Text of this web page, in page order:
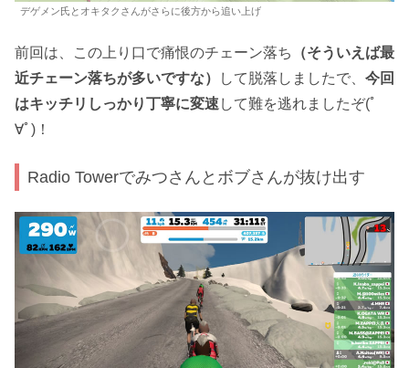
デゲメン氏とオキタクさんがさらに後方から追い上げ
前回は、この上り口で痛恨のチェーン落ち
（そういえば最
近チェーン落ちが多いですな）
して脱落しましたで、 今回
はキッチリしっかり丁寧に変速して難を逃れましたぞ(ﾟ
∀ﾟ)！
Radio Towerでみつさんとボブさんが抜け出す